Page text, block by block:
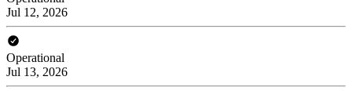
Jul 12, 2026
Operational
Jul 13, 2026